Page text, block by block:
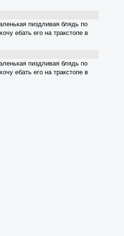
пиздливая блядь по
ебать его на тракстопе в
пиздливая блядь по
ебать его на тракстопе в